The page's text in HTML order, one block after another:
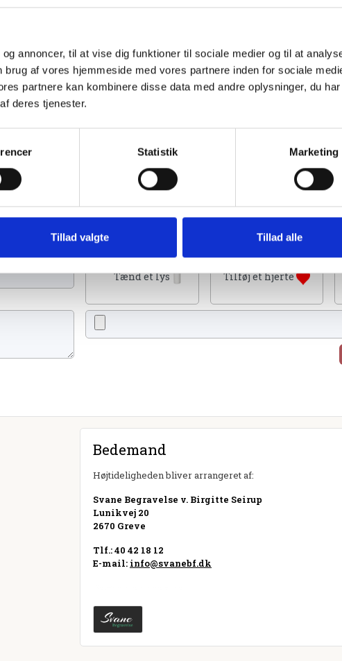
annoncer, til at vise dig funktioner til sociale medier og til at
af vores hjemmeside med vores partnere inden for sociale
partnere kan kombinere disse data med andre oplysninger, du
deres tjenester.
Statistik Marketing
Tillad valgte Tillad alle
et mindeord,
Tænd et lys Tilføj et hjerte
Bedemand
Højtideligheden bliver arrangeret af:
Svane Begravelse v. Birgitte Seirup
Lunikvej 20
2670 Greve
Tlf.: 40 42 18 12
E-mail: info@svanebf.dk